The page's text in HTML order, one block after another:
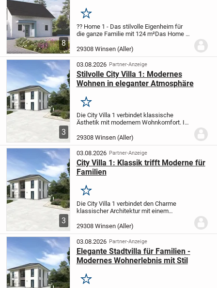
8
Merken
?? Home 1 - Das stilvolle Eigenheim für
die ganze Familie mit 124 m²Das Home 1
Einfamilienhaus mit zwei vollwertigen
Stockwerken und bietet insgesamt 124
m² Wohnfläche -...
29308 Winsen (Aller)
3
03.08.2026 Partner-Anzeige
Stilvolle City Villa 1: Modernes
Wohnen in eleganter Atmosphäre
Merken
Die City Villa 1 verbindet klassische
Ästhetik mit modernem Wohnkomfort. Im
und Essbereich finden Sie den perfekten
Ort, um mit Ihrer Familie oder Freunden...
29308 Winsen (Aller)
3
03.08.2026 Partner-Anzeige
City Villa 1: Klassik trifft Moderne für
Familien
Merken
Die City Villa 1 verbindet den Charme
klassischer Architektur mit einem
Wohnkonzept. Der großzügig gestaltete
Wohn- und Essbereich lädt ein,
entspannte Momente mit...
29308 Winsen (Aller)
03.08.2026 Partner-Anzeige
Elegante Stadtvilla für Familien -
Modernes Wohnerlebnis mit Stil
Merken